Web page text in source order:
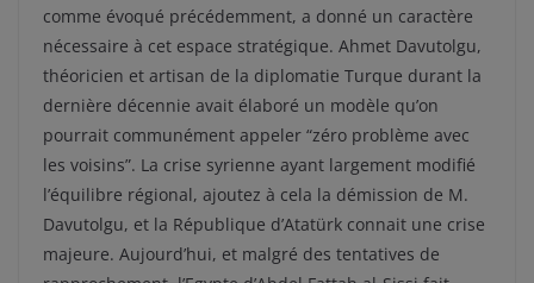
comme évoqué précédemment, a donné un caractère
nécessaire à cet espace stratégique. Ahmet Davutolgu,
théoricien et artisan de la diplomatie Turque durant la
dernière décennie avait élaboré un modèle qu’on
pourrait communément appeler “zéro problème avec
les voisins”. La crise syrienne ayant largement modifié
l’équilibre régional, ajoutez à cela la démission de M.
Davutolgu, et la République d’Atatürk connait une crise
majeure. Aujourd’hui, et malgré des tentatives de